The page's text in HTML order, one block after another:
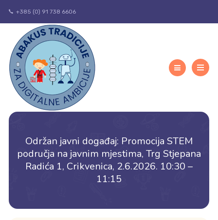
+385 (0) 91 738 6606
Održan javni događaj: Promocija STEM
područja na javnim mjestima, Trg Stjepana
Radića 1, Crikvenica, 2.6.2026. 10:30 –
11:15